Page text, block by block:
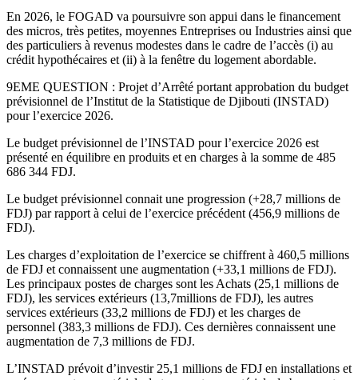
En 2026, le FOGAD va poursuivre son appui dans le financement
des micros, très petites, moyennes Entreprises ou Industries ainsi que
des particuliers à revenus modestes dans le cadre de l’accès (i) au
crédit hypothécaires et (ii) à la fenêtre du logement abordable.
9EME QUESTION : Projet d’Arrêté portant approbation du budget
prévisionnel de l’Institut de la Statistique de Djibouti (INSTAD)
pour l’exercice 2026.
Le budget prévisionnel de l’INSTAD pour l’exercice 2026 est
présenté en équilibre en produits et en charges à la somme de 485
686 344 FDJ.
Le budget prévisionnel connait une progression (+28,7 millions de
FDJ) par rapport à celui de l’exercice précédent (456,9 millions de
FDJ).
Les charges d’exploitation de l’exercice se chiffrent à 460,5 millions
de FDJ et connaissent une augmentation (+33,1 millions de FDJ).
Les principaux postes de charges sont les Achats (25,1 millions de
FDJ), les services extérieurs (13,7millions de FDJ), les autres
services extérieurs (33,2 millions de FDJ) et les charges de
personnel (383,3 millions de FDJ). Ces dernières connaissent une
augmentation de 7,3 millions de FDJ.
L’INSTAD prévoit d’investir 25,1 millions de FDJ en installations et